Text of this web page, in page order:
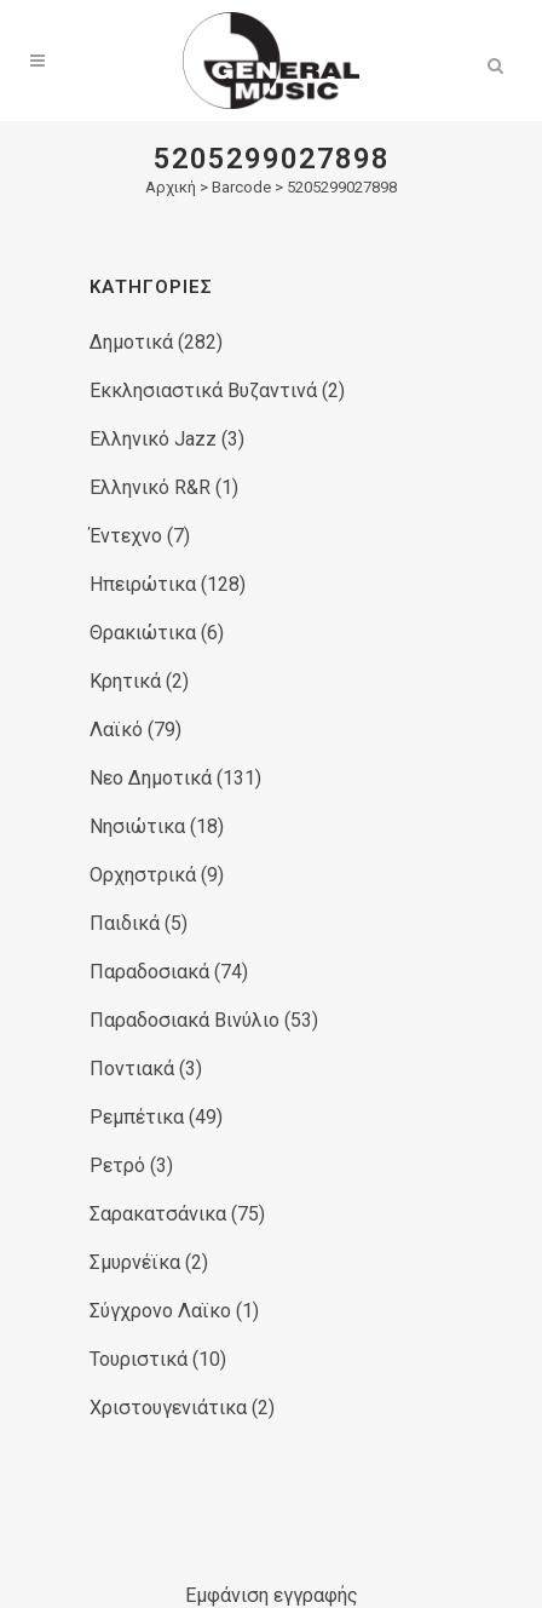
5205299027898
Αρχική > Barcode > 5205299027898
ΚΑΤΗΓΟΡΊΕΣ
Δημοτικά (282)
Εκκλησιαστικά Βυζαντινά (2)
Ελληνικό Jazz (3)
Ελληνικό R&R (1)
Έντεχνο (7)
Ηπειρώτικα (128)
Θρακιώτικα (6)
Κρητικά (2)
Λαϊκό (79)
Νεο Δημοτικά (131)
Νησιώτικα (18)
Ορχηστρικά (9)
Παιδικά (5)
Παραδοσιακά (74)
Παραδοσιακά Βινύλιο (53)
Ποντιακά (3)
Ρεμπέτικα (49)
Ρετρό (3)
Σαρακατσάνικα (75)
Σμυρνέϊκα (2)
Σύγχρονο Λαϊκο (1)
Τουριστικά (10)
Χριστουγενιάτικα (2)
Εμφάνιση εγγραφής